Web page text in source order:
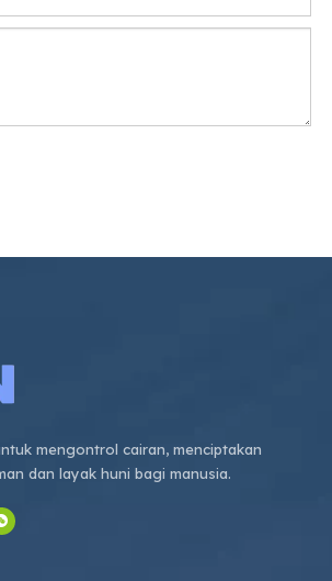
mengontrol cairan, menciptakan
dan layak huni bagi manusia.